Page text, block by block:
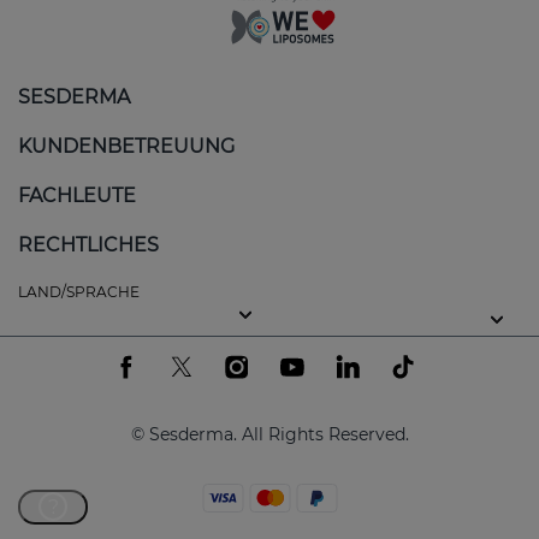
SESDERMA
KUNDENBETREUUNG
FACHLEUTE
RECHTLICHES
LAND/SPRACHE
© Sesderma. All Rights Reserved.